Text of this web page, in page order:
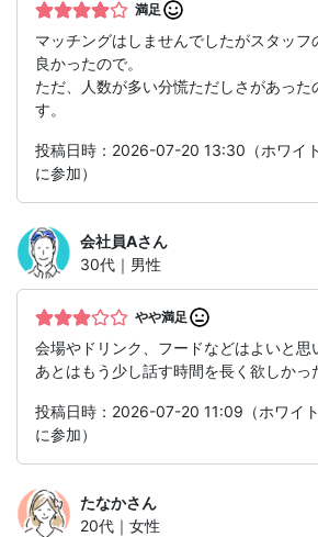
満足
マッチングはしませんでしたがスタッフ
良かったので。
ただ、人数が多い分慌ただしさがあった
す。
投稿日時：2026-07-20 13:30（ホワイ
に参加）
会社員Aさん
30代｜男性
やや満足
会場やドリンク、フードなどはよいと思
あとはもう少し話す時間を長く欲しかっ
投稿日時：2026-07-20 11:09（ホワイ
に参加）
たなかさん
20代｜女性